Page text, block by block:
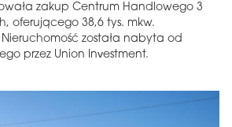
zakup Centrum Handlowego 3
oferującego 38,6 tys. mkw.
została nabyta od
przez Union Investment.